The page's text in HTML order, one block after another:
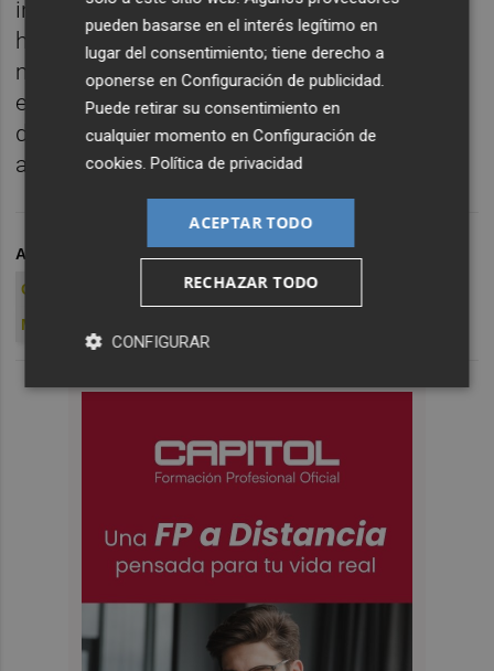
incidentes, nos estarían criticando por no
haberlo evitado. Para eso están los
mecanismos de seguridad. Les dimos 300
entradas de las que les correspondían. Que
denuncien, pero se envió seguridad incluso
antes por incidentes del pasado".
ARCHIVADO EN
CENTENARIO VCF
NOU MESTALLA
MARCELINO
MESTALLA
pueden basarse en el interés legítimo en
lugar del consentimiento; tiene derecho a
oponerse enConfiguración de publicidad
Puede retirar su consentimiento en
cualquier momento enConfiguración de
cookies .Política de privacidad
ACEPTAR TODO
RECHAZAR TODO
CONFIGURAR